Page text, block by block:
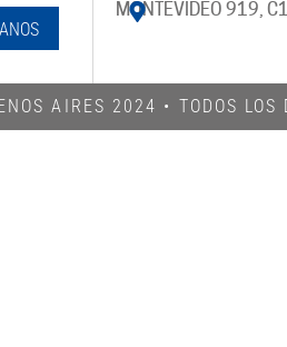
MONTEVIDEO 919,
AIRES 2024​ • TODOS LOS